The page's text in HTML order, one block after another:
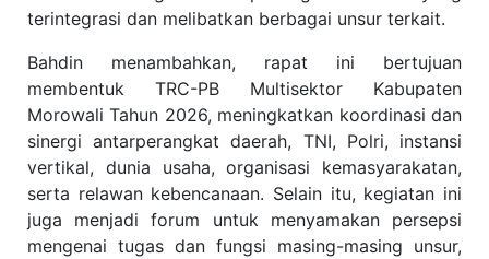
terintegrasi dan melibatkan berbagai unsur terkait.
Bahdin menambahkan, rapat ini bertujuan
membentuk TRC-PB Multisektor Kabupaten
Morowali Tahun 2026, meningkatkan koordinasi dan
sinergi antarperangkat daerah, TNI, Polri, instansi
vertikal, dunia usaha, organisasi kemasyarakatan,
serta relawan kebencanaan. Selain itu, kegiatan ini
juga menjadi forum untuk menyamakan persepsi
mengenai tugas dan fungsi masing-masing unsur,